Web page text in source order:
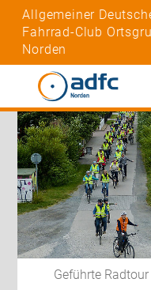
Allgemeiner
Fahrrad-Club
Norden
Geführte